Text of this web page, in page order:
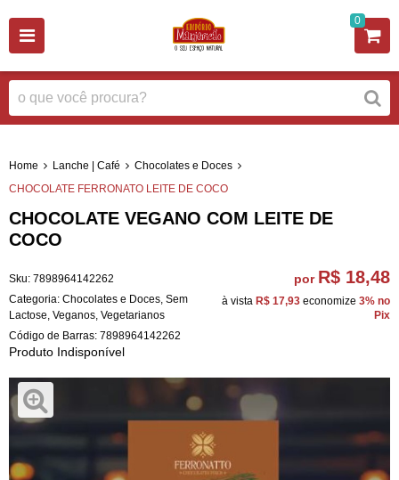
0
Home Lanche | Café
Chocolates e Doces
CHOCOLATE FERRONATO LEITE DE COCO
CHOCOLATE VEGANO COM LEITE DE
COCO
Sku: 7898964142262
Categoria: Chocolates e Doces Sem
Lactose Veganos Vegetarianos
Código de Barras: 7898964142262
Produto Indisponível
por R$ 18,48
à vista R$ 17,93 economize 3% no
Pix